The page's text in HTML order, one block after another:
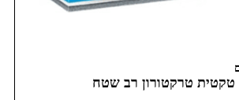
טקטית טרקטורון רב שטח